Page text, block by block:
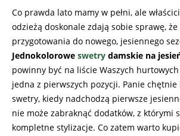
Co prawda lato mamy w pełni, ale
odzieżą doskonale zdają sobie sprawę,
przygotowania do nowego, jesiennego
Jednokolorowe swetry damskie na
powinny być na liście Waszych
jedna z pierwszych pozycji. Panie
swetry, kiedy nadchodzą pierwsze
nie może zabraknąć dodatków, z którymi
kompletne stylizacje. Co zatem warto